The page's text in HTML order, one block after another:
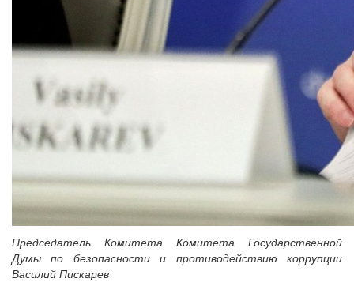
Председатель Комитета Комитета Государственной
Думы по безопасности и противодействию коррупции
Василий Пискарев